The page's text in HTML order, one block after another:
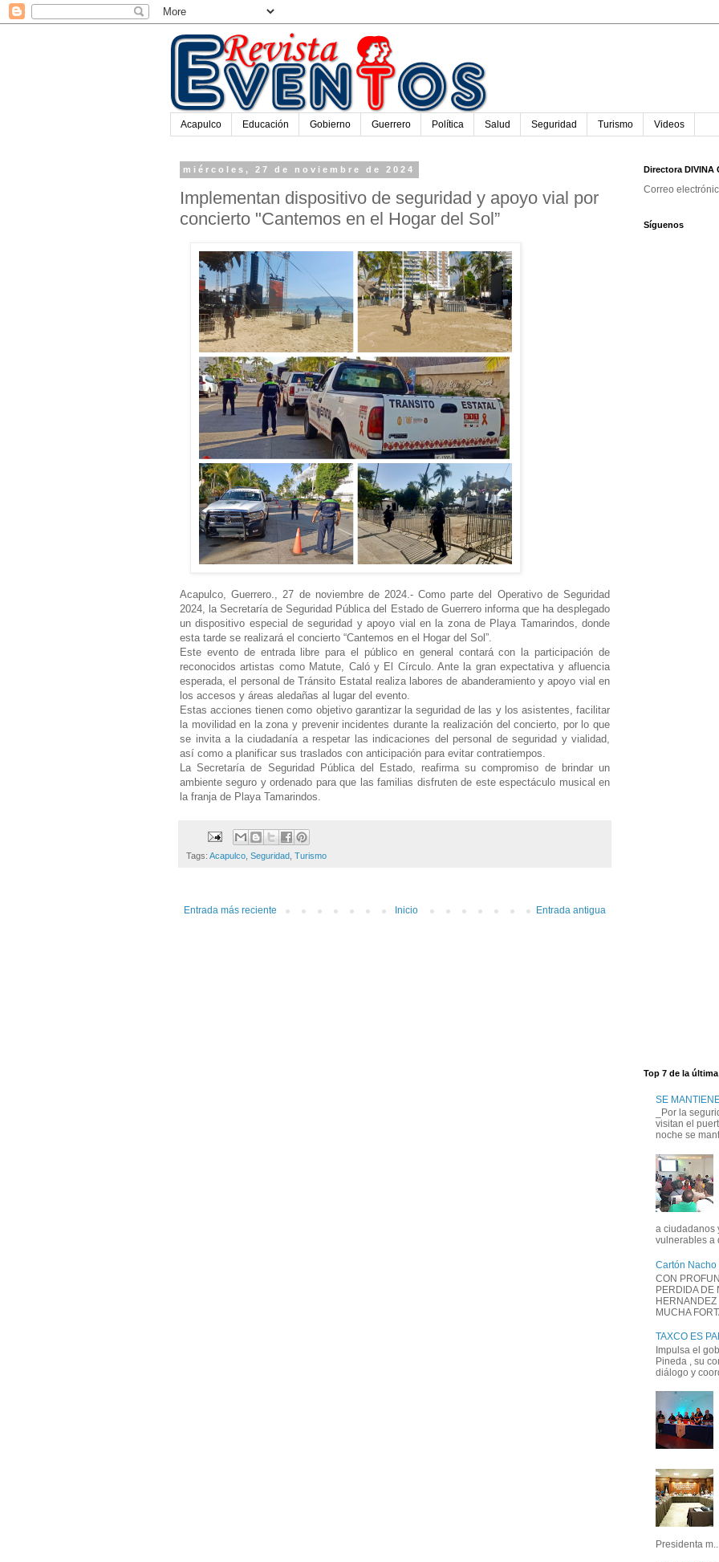
Acapulco Educación Gobierno Guerrero Política Salud Seguridad Turismo Videos
miércoles, 27 de noviembre de 2024
Implementan dispositivo de seguridad y apoyo vial por
concierto "Cantemos en el Hogar del Sol”
Acapulco, Guerrero., 27 de noviembre de 2024.- Como parte del Operativo de Seguridad
2024, la Secretaría de Seguridad Pública del Estado de Guerrero informa que ha desplegado
un dispositivo especial de seguridad y apoyo vial en la zona de Playa Tamarindos, donde
esta tarde se realizará el concierto “Cantemos en el Hogar del Sol”.
Este evento de entrada libre para el público en general contará con la participación de
reconocidos artistas como Matute, Caló y El Círculo. Ante la gran expectativa y afluencia
esperada, el personal de Tránsito Estatal realiza labores de abanderamiento y apoyo vial en
los accesos y áreas aledañas al lugar del evento.
Estas acciones tienen como objetivo garantizar la seguridad de las y los asistentes, facilitar
la movilidad en la zona y prevenir incidentes durante la realización del concierto, por lo que
se invita a la ciudadanía a respetar las indicaciones del personal de seguridad y vialidad,
así como a planificar sus traslados con anticipación para evitar contratiempos.
La Secretaría de Seguridad Pública del Estado, reafirma su compromiso de brindar un
ambiente seguro y ordenado para que las familias disfruten de este espectáculo musical en
la franja de Playa Tamarindos.
Tags: Acapulco Seguridad Turismo
Entrada más reciente Entrada antigua
Inicio
Directora DIVINA
Correo
Síguenos
Top 7 de la
SE
_Por la
visitan el
noche se
a ciudadanos
vulnerables a
Cartón Nacho
CON
PERDIDA DE
HERNANDEZ
MUCHA
TAXCO ES
Impulsa el
Pineda , su
diálogo y
Presidenta m...